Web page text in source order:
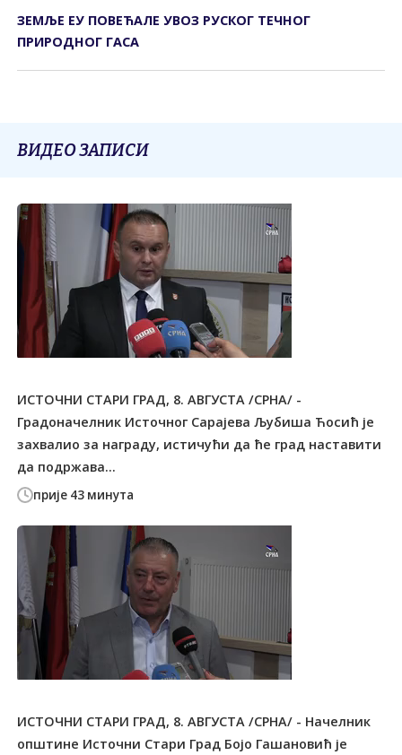
ЗЕМЉЕ ЕУ ПОВЕЋАЛЕ УВОЗ РУСКОГ ТЕЧНОГ
ПРИРОДНОГ ГАСА
ВИДЕО ЗАПИСИ
прије 43 минута
ИСТОЧНИ СТАРИ ГРАД, 8. АВГУСТА /СРНА/ -
Градоначелник Источног Сарајева Љубиша Ћосић је
захвалио за награду, истичући да ће град наставити
да подржава...
ИСТОЧНИ СТАРИ ГРАД, 8. АВГУСТА /СРНА/ - Начелник
општине Источни Стари Град Бојо Гашановић је